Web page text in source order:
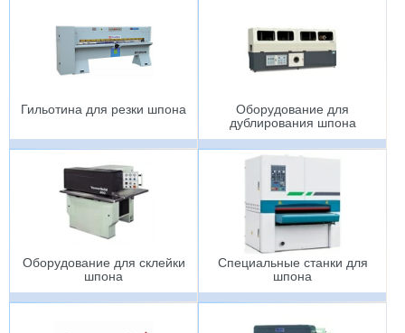
Гильотина для резки шпона
Оборудование для
дублирования шпона
Оборудование для склейки
шпона
Специальные станки для
шпона